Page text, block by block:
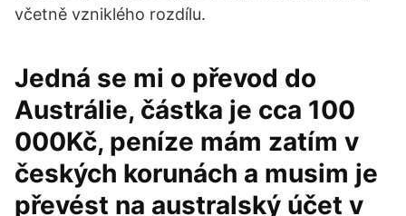
včetně vzniklého rozdílu.
Jedná se mi o převod do
Austrálie, částka je cca 100
000Kč, peníze mám zatím v
českých korunách a musim je
převést na australský účet v